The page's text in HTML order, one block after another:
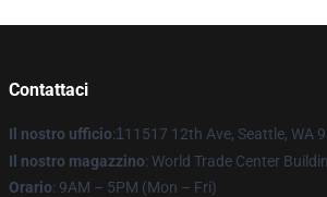
Contattaci
Il nostro ufficio:1 11517 12th Ave, Seattle, WA
Il nostro magazzino: World Trade Center
Orario: 9AM – 5PM (Mon – Fri)